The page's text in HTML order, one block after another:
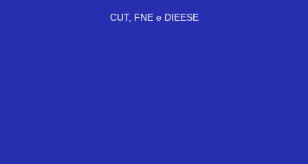
CUT, FNE e DIEESE